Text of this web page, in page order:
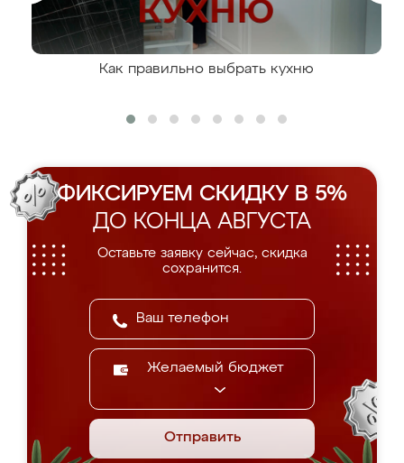
Как правильно выбрать кухню
ФИКСИРУЕМ СКИДКУ В 5%
ДО КОНЦА АВГУСТА
Оставьте заявку сейчас, скидка
сохранится.
Желаемый бюджет
Отправить